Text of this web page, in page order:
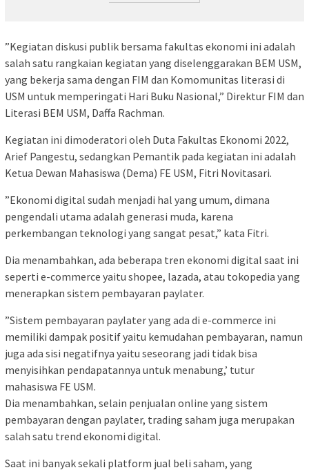
”Kegiatan diskusi publik bersama fakultas ekonomi ini adalah
salah satu rangkaian kegiatan yang diselenggarakan BEM USM,
yang bekerja sama dengan FIM dan Komomunitas literasi di
USM untuk memperingati Hari Buku Nasional,” Direktur FIM dan
Literasi BEM USM, Daffa Rachman.
Kegiatan ini dimoderatori oleh Duta Fakultas Ekonomi 2022,
Arief Pangestu, sedangkan Pemantik pada kegiatan ini adalah
Ketua Dewan Mahasiswa (Dema) FE USM, Fitri Novitasari.
”Ekonomi digital sudah menjadi hal yang umum, dimana
pengendali utama adalah generasi muda, karena
perkembangan teknologi yang sangat pesat,” kata Fitri.
Dia menambahkan, ada beberapa tren ekonomi digital saat ini
seperti e-commerce yaitu shopee, lazada, atau tokopedia yang
menerapkan sistem pembayaran paylater.
”Sistem pembayaran paylater yang ada di e-commerce ini
memiliki dampak positif yaitu kemudahan pembayaran, namun
juga ada sisi negatifnya yaitu seseorang jadi tidak bisa
menyisihkan pendapatannya untuk menabung,’ tutur
mahasiswa FE USM.
Dia menambahkan, selain penjualan online yang sistem
pembayaran dengan paylater, trading saham juga merupakan
salah satu trend ekonomi digital.
Saat ini banyak sekali platform jual beli saham, yang